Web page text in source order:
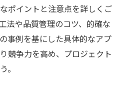
ポイントと注意点を詳しくご
法や品質管理のコツ、的確な
事例を基にした具体的なアプ
競争力を高め、プロジェクト
。